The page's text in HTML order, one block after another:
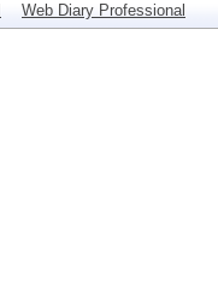
Web Diary Professional